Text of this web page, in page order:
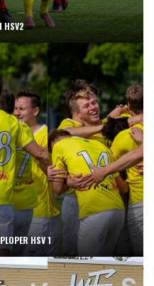
HSV2
HSV 1